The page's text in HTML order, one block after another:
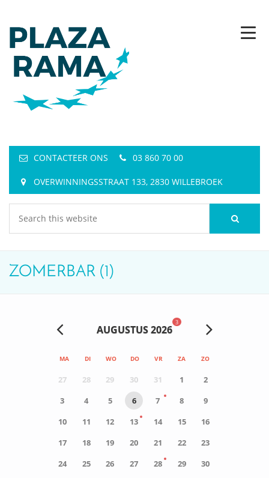
CONTACTEER ONS 03 860 70 00
OVERWINNINGSSTRAAT 133, 2830 WILLEBROEK
ZOMERBAR (1)
AUGUSTUS 2026
3
MA DI WO DO VR ZA ZO
27 28 29 30 31 1
2
3
4 5 6 7 8
9
10
11 12 13 14 15
16
17
18 19 20 21 22
23
24
25 26 27 28 29
30